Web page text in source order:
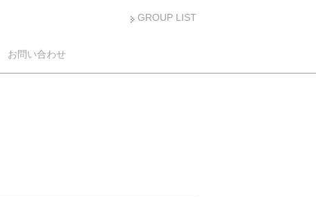
GROUP LIST
お問い合わせ